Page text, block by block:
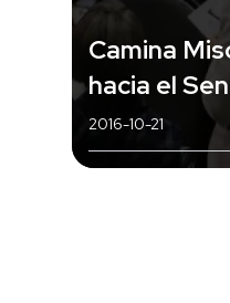
Camina
hacia el
2016-10-21